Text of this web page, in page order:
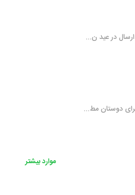
در عید ن...
دوستان مط...
موارد بیشتر